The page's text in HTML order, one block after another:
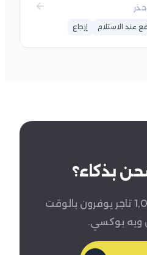
عند الاستلام إرجاع
بذكاء؟
انضم لأكثر من 1,000 تاجر يوفرون بالوقت
ويه بوكسي.